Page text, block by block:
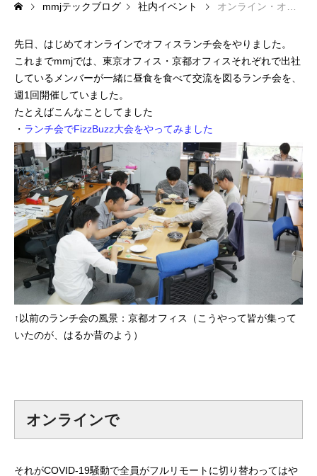
仕事を知る
教務システム開発
不動産システム開発
プログラマーの1週間
デザイナーの1週間
求人採用情報
Webエンジニア・プログラマー
フロントエンドエンジニア
【正社員】Webデザイナー
【業務委託】Webデザイナー
mmjテックブログ
mmjコーポレートサイト
mmjテックブログ 社内イベント オンライン・オフィスランチ会
先日、はじめてオンラインでオフィスランチ会をやりました。
これまでmmjでは、東京オフィス・京都オフィスそれぞれで出社
しているメンバーが一緒に昼食を食べて交流を図るランチ会を、
週1回開催していました。
たとえばこんなことしてました
・ ランチ会でFizzBuzz大会をやってみました
↑以前のランチ会の風景：京都オフィス（こうやって皆が集って
いたのが、はるか昔のよう）
オンラインで
それがCOVID-19騒動で全員がフルリモートに切り替わってはや